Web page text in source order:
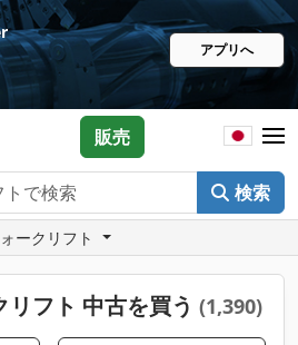
アプリへ
検索
販売
ークリフト
フト 中古を買う (1,390)